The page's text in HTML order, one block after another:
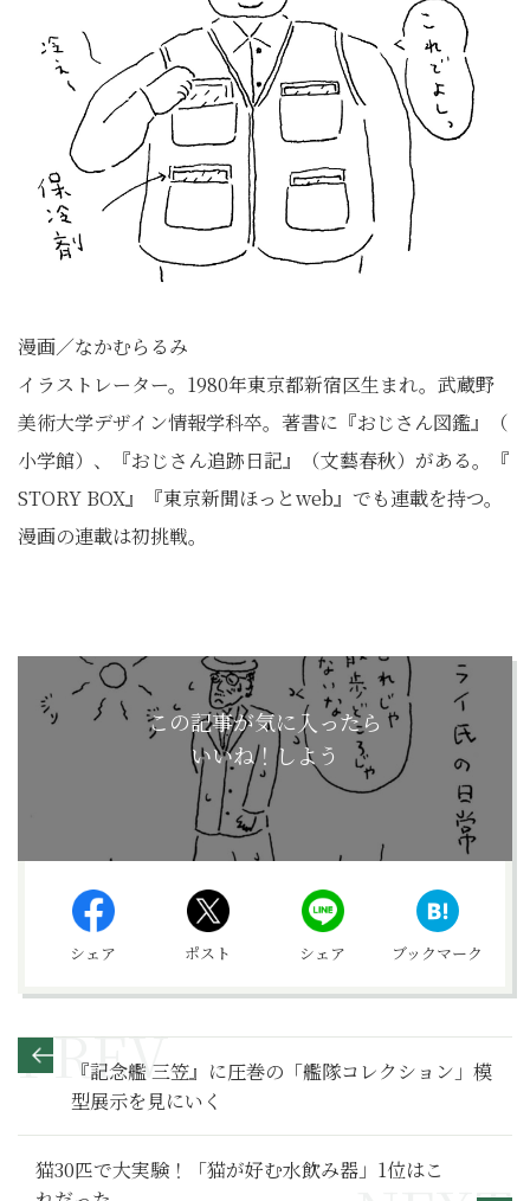
漫画／なかむらるみ
イラストレーター。1980年東京都新宿区生まれ。 武蔵野
美術大学デザイン情報学科卒。著書に『おじさん図鑑』（
小学館）、『おじさん追跡日記』（文藝春秋）がある。『
STORY BOX』『東京新聞ほっとweb』でも連載を持つ。
漫画の連載は初挑戦。
この記事が気に入ったら
いいね！しよう
シェア ポスト シェア ブックマーク
『記念艦 三笠』に圧巻の「艦隊コレクション」模
型展示を見にいく
猫30匹で大実験！「猫が好む水飲み器」1位はこ